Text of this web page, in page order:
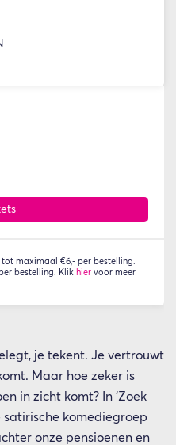
tot maximaal €6,- per bestelling.
bestelling. Klik hier voor meer
je tekent. Je vertrouwt
Maar hoe zeker is
in zicht komt? In ‘Zoek
satirische komediegroep
onze pensioenen en